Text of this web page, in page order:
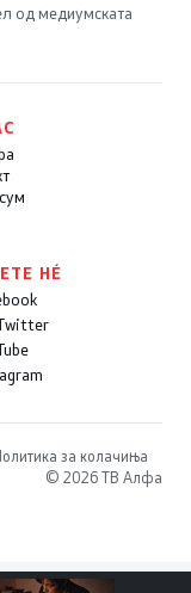
од медиумската
НÉ
за колачиња
© 2026 ТВ Алфа